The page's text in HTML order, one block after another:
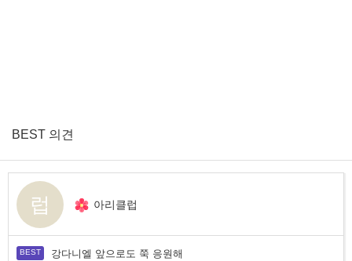
BEST 의견
럽 아리클럽
강다니엘 앞으로도 쭉 응원해